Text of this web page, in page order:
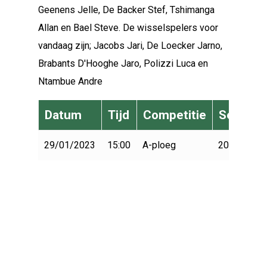
Geenens Jelle, De Backer Stef, Tshimanga
Allan en Bael Steve. De wisselspelers voor
vandaag zijn; Jacobs Jari, De Loecker Jarno,
Brabants D'Hooghe Jaro, Polizzi Luca en
Ntambue Andre
Datum Tijd Competitie Seizoen
29/01/2023 15:00 A-ploeg 2022-2023